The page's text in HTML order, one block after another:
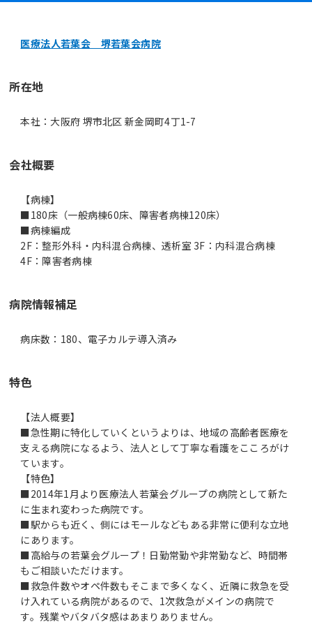
医療法人若葉会 堺若葉会病院
所在地
本社：大阪府 堺市北区 新金岡町4丁1-7
会社概要
【病棟】
■180床（一般病棟60床、障害者病棟120床）
■病棟編成
2F：整形外科・内科混合病棟、透析室 3F：内科混合病棟
4F：障害者病棟
病院情報補足
病床数：180、電子カルテ導入済み
特色
【法人概要】
■急性期に特化していくというよりは、地域の高齢者医療を
支える病院になるよう、法人として丁寧な看護をこころがけ
ています。
【特色】
■2014年1月より医療法人若葉会グループの病院として新た
に生まれ変わった病院です。
■駅からも近く、側にはモールなどもある非常に便利な立地
にあります。
■高給与の若葉会グループ！日勤常勤や非常勤など、時間帯
もご相談いただけます。
■救急件数やオペ件数もそこまで多くなく、近隣に救急を受
け入れている病院があるので、1次救急がメインの病院で
す。残業やバタバタ感はあまりありません。